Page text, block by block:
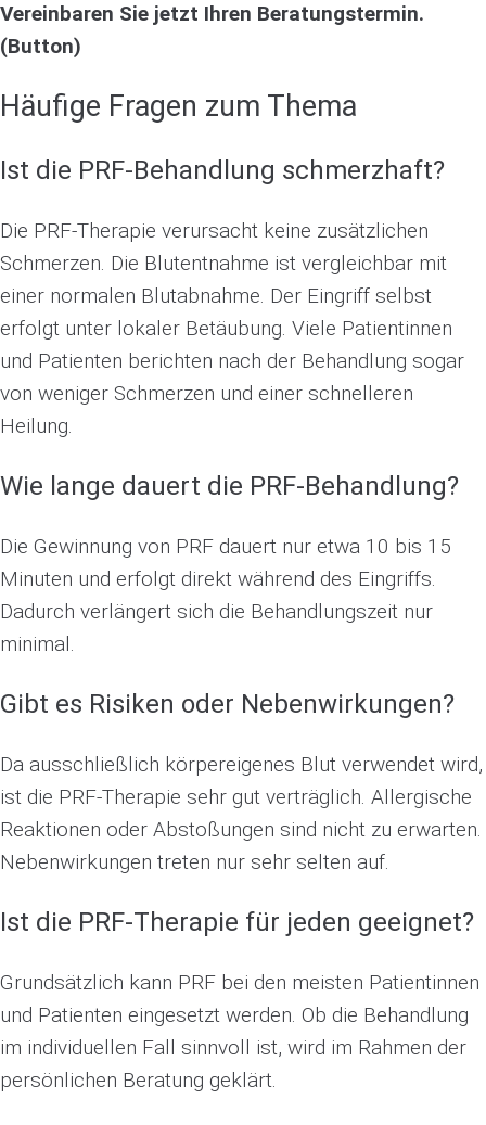
Vereinbaren Sie jetzt Ihren Beratungstermin.
(Button)
Häufige Fragen zum Thema
Ist die PRF-Behandlung schmerzhaft?
Die PRF-Therapie verursacht keine zusätzlichen
Schmerzen. Die Blutentnahme ist vergleichbar mit
einer normalen Blutabnahme. Der Eingriff selbst
erfolgt unter lokaler Betäubung. Viele Patientinnen
und Patienten berichten nach der Behandlung sogar
von weniger Schmerzen und einer schnelleren
Heilung.
Wie lange dauert die PRF-Behandlung?
Die Gewinnung von PRF dauert nur etwa 10 bis 15
Minuten und erfolgt direkt während des Eingriffs.
Dadurch verlängert sich die Behandlungszeit nur
minimal.
Gibt es Risiken oder Nebenwirkungen?
Da ausschließlich körpereigenes Blut verwendet wird,
ist die PRF-Therapie sehr gut verträglich. Allergische
Reaktionen oder Abstoßungen sind nicht zu erwarten.
Nebenwirkungen treten nur sehr selten auf.
Ist die PRF-Therapie für jeden geeignet?
Grundsätzlich kann PRF bei den meisten Patientinnen
und Patienten eingesetzt werden. Ob die Behandlung
im individuellen Fall sinnvoll ist, wird im Rahmen der
persönlichen Beratung geklärt.